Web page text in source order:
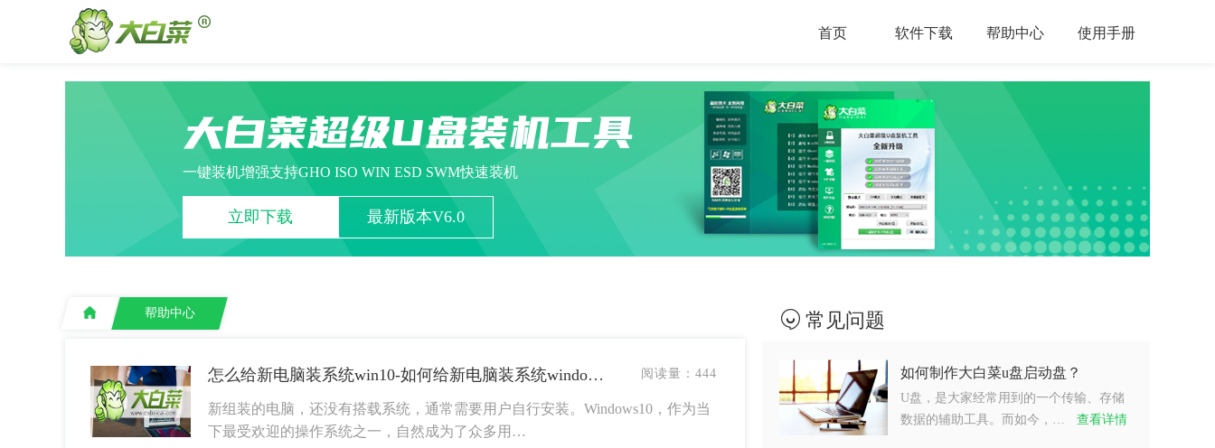
首页 软件下载 帮助中心 使用手册
大白菜超级U盘装机工具
一键装机增强支持GHO ISO WIN ESD SWM快速装机
立即下载 最新版本V6.0
帮助中心
怎么给新电脑装系统win10-如何给新电脑装系统windows10 阅读量： 444
新组装的电脑，还没有搭载系统，通常需要用户自行安装。Windows10，作为当
下最受欢迎的操作系统之一，自然成为了众多用…
常见问题
如何制作大白菜u盘启动盘？
U盘，是大家经常用到的一个传输、存储
数据的辅助工具。而如今，…
查看详情